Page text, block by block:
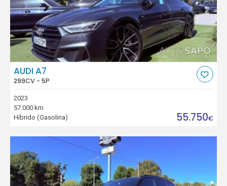
AUDI A7
299CV - 5P
2023
57.000 km
Híbrido (Gasolina)
55.750€